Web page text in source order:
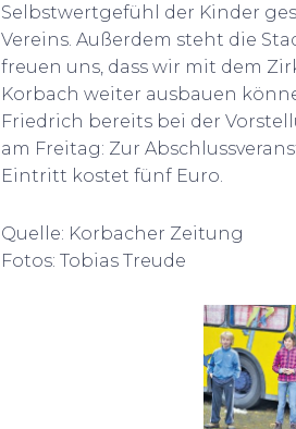
Selbstwertgefühl der Kinder
Vereins. Außerdem steht die
freuen uns, dass wir mit dem
Korbach weiter ausbauen
Friedrich bereits bei der
am Freitag: Zur
Eintritt kostet fünf Euro.
Quelle: Korbacher Zeitung
Fotos: Tobias Treude